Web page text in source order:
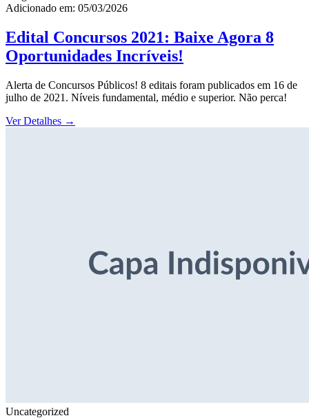
Adicionado em: 05/03/2026
Edital Concursos 2021: Baixe Agora 8
Oportunidades Incríveis!
Alerta de Concursos Públicos! 8 editais foram publicados em 16 de
julho de 2021. Níveis fundamental, médio e superior. Não perca!
Ver Detalhes →
Uncategorized